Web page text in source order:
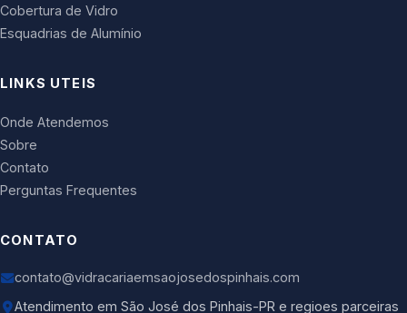
Cobertura de Vidro
Esquadrias de Alumínio
LINKS UTEIS
Onde Atendemos
Sobre
Contato
Perguntas Frequentes
CONTATO
contato@vidracariaemsaojosedospinhais.com
Atendimento em São José dos Pinhais-PR e regioes parceiras